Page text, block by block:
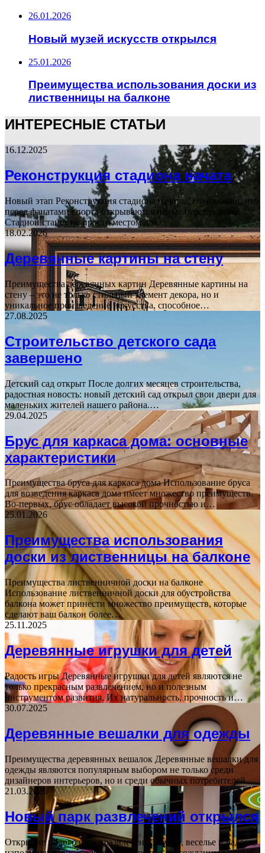
26.01.2026
Новый музей искусств открылся
25.01.2026
Преимущества использования доски из
лиственницы на балконе
ИНТЕРЕСНЫЕ СТАТЬИ
16.12.2025
Реконструкция стадиона начата
Новый этап Реконструкция стадиона начата. Это означает, что
перед фанатами спорта открываются новые перспективы.
Стадион станет не просто местом для…
18.02.2026
Деревянные картины на стену
Преимущества деревянных картин Деревянные картины на
стену – это не только стильный элемент декора, но и
уникальное произведение искусства, способное…
27.08.2025
Строительство детского сада
завершено
Детский сад открыт После долгих месяцев строительства,
радостная новость: новый детский сад открыл свои двери для
маленьких жителей нашего района.…
29.04.2025
Брус для каркаса дома: основные
характеристики
Преимущества бруса для каркаса дома Использование бруса
для возведения каркаса дома имеет множество преимуществ.
Во-первых, брус обладает высокой прочностью и…
25.01.2026
Преимущества использования
доски из лиственницы на балконе
Преимущества лиственничной доски на балконе
Использование лиственничной доски для обустройства
балкона может принести множество преимуществ, которые
сделают ваш балкон более…
25.11.2025
Деревянные игрушки для детей
Радость игры Деревянные игрушки для детей являются не
только прекрасным развлечением, но и полезным
инструментом развития. Их натуральность, прочность и…
30.07.2025
Деревянные вешалки для одежды
Преимущества деревянных вешалок Деревянные вешалки для
одежды являются популярным выбором не только среди
дизайнеров интерьеров, но и среди обычных потребителей.…
21.03.2026
Новый парк развлечений открылся
Открытие нового парка развлечений Суета, веселье и радость